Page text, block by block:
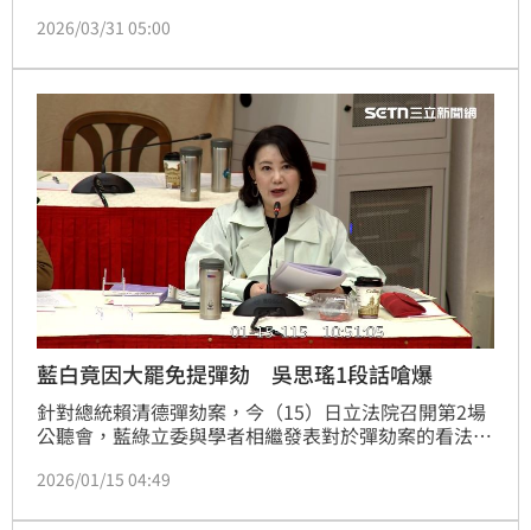
著總統府大喊「絕不屈服賴清德，賴清德沒有用的，我
直呼「又氣又想笑」。
2026/03/31 05:00
藍白竟因大罷免提彈劾 吳思瑤1段話嗆爆
針對總統賴清德彈劾案，今（15）日立法院召開第2場
公聽會，藍綠立委與學者相繼發表對於彈劾案的看法。
憲法案，更以大罷免期間，藍營違法偽造連署一事，反
2026/01/15 04:49